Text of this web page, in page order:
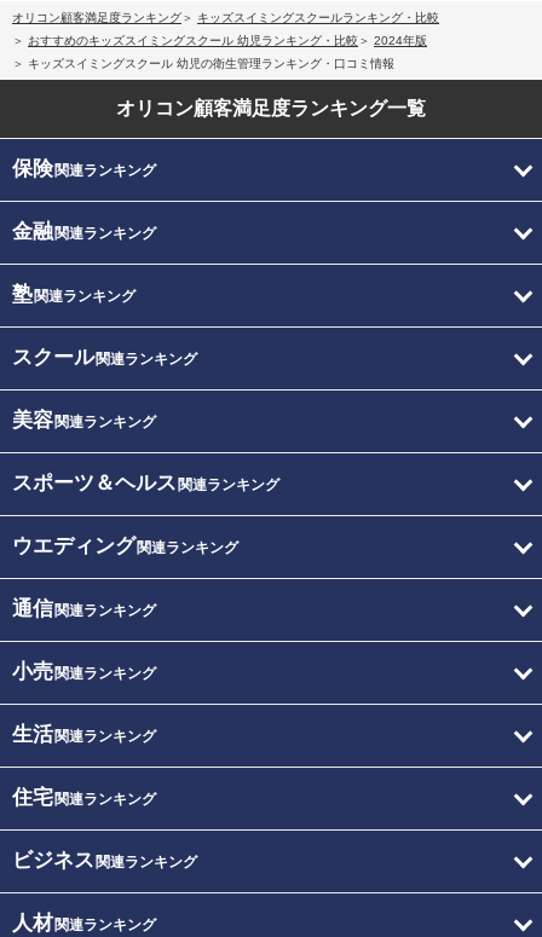
オリコン顧客満足度ランキング
キッズスイミングスクールランキング・比較
おすすめのキッズスイミングスクール 幼児ランキング・比較
2024年版
キッズスイミングスクール 幼児の衛生管理ランキング・口コミ情報
オリコン顧客満足度ランキング一覧
保険関連ランキング
金融関連ランキング
塾関連ランキング
スクール関連ランキング
美容関連ランキング
スポーツ＆ヘルス 関連ランキング
ウエディング関連ランキング
通信関連ランキング
小売関連ランキング
生活関連ランキング
住宅関連ランキング
ビジネス 関連ランキング
人材関連ランキング